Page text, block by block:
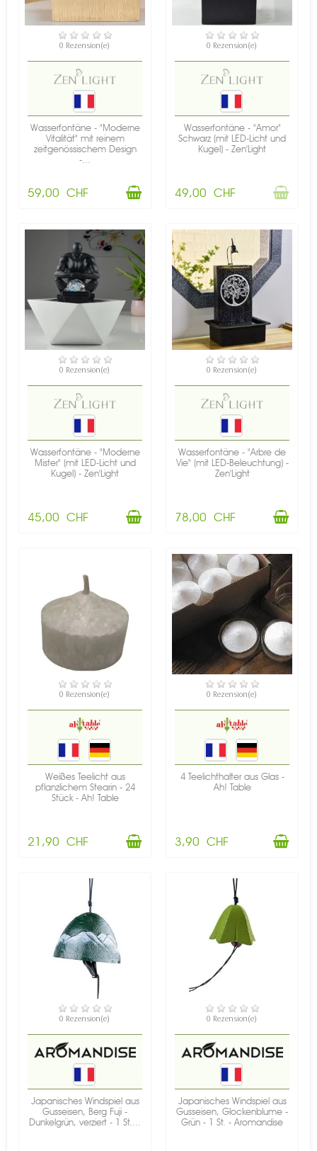
VERFÜGBAR
0 Rezension(e)
Wasserfontäne - "Moderne
Vitalität" mit reinem
zeitgenössischem Design
-...
59,00 CHF
NICHT AUF LAGER
0 Rezension(e)
Wasserfontäne - "Amor"
Schwarz (mit LED-Licht und
Kugel) - Zen'Light
49,00 CHF
VERFÜGBAR
0 Rezension(e)
Wasserfontäne - "Moderne
Mister" (mit LED-Licht und
Kugel) - Zen'Light
45,00 CHF
VERFÜGBAR
0 Rezension(e)
Wasserfontäne - "Arbre de
Vie" (mit LED-Beleuchtung) -
Zen'Light
78,00 CHF
VERFÜGBAR
0 Rezension(e)
Weißes Teelicht aus
pflanzlichem Stearin - 24
Stück - Ah! Table
21,90 CHF
VERFÜGBAR
0 Rezension(e)
4 Teelichthalter aus Glas -
Ah! Table
3,90 CHF
VERFÜGBAR
0 Rezension(e)
Japanisches Windspiel aus
Gusseisen, Berg Fuji -
Dunkelgrün, verziert - 1 St....
VERFÜGBAR
0 Rezension(e)
Japanisches Windspiel aus
Gusseisen, Glockenblume -
Grün - 1 St. - Aromandise